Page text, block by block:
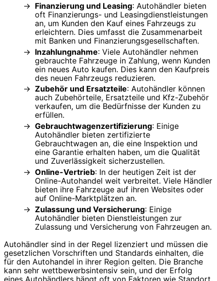
Finanzierung und Leasing: Autohändler bieten
oft Finanzierungs- und Leasingdienstleistungen
an, um Kunden den Kauf eines Fahrzeugs zu
erleichtern. Dies umfasst die Zusammenarbeit
mit Banken und Finanzierungsgesellschaften.
Inzahlungnahme: Viele Autohändler nehmen
gebrauchte Fahrzeuge in Zahlung, wenn Kunden
ein neues Auto kaufen. Dies kann den Kaufpreis
des neuen Fahrzeugs reduzieren.
Zubehör und Ersatzteile: Autohändler können
auch Zubehörteile, Ersatzteile und Kfz-Zubehör
verkaufen, um die Bedürfnisse der Kunden zu
erfüllen.
Gebrauchtwagenzertifizierung: Einige
Autohändler bieten zertifizierte
Gebrauchtwagen an, die eine Inspektion und
eine Garantie erhalten haben, um die Qualität
und Zuverlässigkeit sicherzustellen.
Online-Vertrieb: In der heutigen Zeit ist der
Online-Autohandel weit verbreitet. Viele Händler
bieten ihre Fahrzeuge auf ihren Websites oder
auf Online-Marktplätzen an.
Zulassung und Versicherung: Einige
Autohändler bieten Dienstleistungen zur
Zulassung und Versicherung von Fahrzeugen an.
Autohändler sind in der Regel lizenziert und müssen die
gesetzlichen Vorschriften und Standards einhalten, die
für den Autohandel in ihrer Region gelten. Die Branche
kann sehr wettbewerbsintensiv sein, und der Erfolg